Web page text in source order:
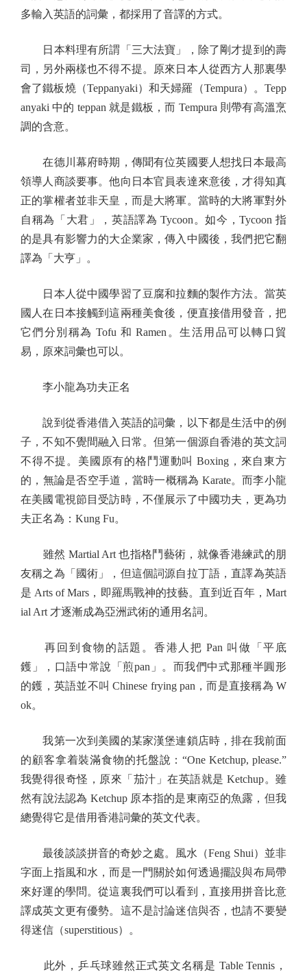
多輸入英語的詞彙，都採用了音譯的方式。
日本料理有所謂「三大法寶」，除了剛才提到的壽
司，另外兩樣也不得不提。原來日本人從西方人那裏學
會了鐵板燒（Teppanyaki）和天婦羅（Tempura）。Tepp
anyaki 中的 teppan 就是鐵板，而 Tempura 則帶有高溫烹
調的含意。
在德川幕府時期，傳聞有位英國要人想找日本最高
領導人商談要事。他向日本官員表達來意後，才得知真
正的掌權者並非天皇，而是大將軍。當時的大將軍對外
自稱為「大君」，英語譯為 Tycoon。如今，Tycoon 指
的是具有影響力的大企業家，傳入中國後，我們把它翻
譯為「大亨」。
日本人從中國學習了豆腐和拉麵的製作方法。當英
國人在日本接觸到這兩種美食後，便直接借用發音，把
它們分別稱為 Tofu 和 Ramen。生活用品可以轉口貿
易，原來詞彙也可以。
李小龍為功夫正名
說到從香港借入英語的詞彙，以下都是生活中的例
子，不知不覺間融入日常。但第一個源自香港的英文詞
不得不提。美國原有的格鬥運動叫 Boxing，來自東方
的，無論是否空手道，當時一概稱為 Karate。而李小龍
在美國電視節目受訪時，不僅展示了中國功夫，更為功
夫正名為：Kung Fu。
雖然 Martial Art 也指格鬥藝術，就像香港練武的朋
友稱之為「國術」，但這個詞源自拉丁語，直譯為英語
是 Arts of Mars，即羅馬戰神的技藝。直到近百年，Mart
ial Art 才逐漸成為亞洲武術的通用名詞。
再回到食物的話題。香港人把 Pan 叫做「平底
鑊」，口語中常說「煎pan」。而我們中式那種半圓形
的鑊，英語並不叫 Chinese frying pan，而是直接稱為 W
ok。
我第一次到美國的某家漢堡連鎖店時，排在我前面
的顧客拿着裝滿食物的托盤說：“One Ketchup, please.”
我覺得很奇怪，原來「茄汁」在英語就是 Ketchup。雖
然有說法認為 Ketchup 原本指的是東南亞的魚露，但我
總覺得它是借用香港詞彙的英文代表。
最後談談拼音的奇妙之處。風水（Feng Shui）並非
字面上指風和水，而是一門關於如何透過擺設與布局帶
來好運的學問。從這裏我們可以看到，直接用拼音比意
譯成英文更有優勢。這不是討論迷信與否，也請不要變
得迷信（superstitious）。
此外，乒乓球雖然正式英文名稱是 Table Tennis，